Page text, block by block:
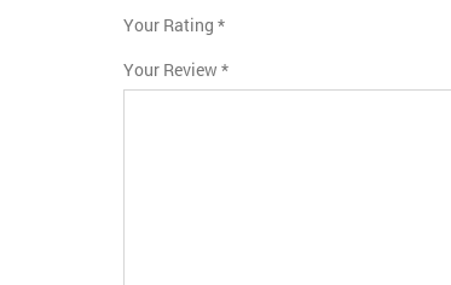
Your Rating *
Your Review *